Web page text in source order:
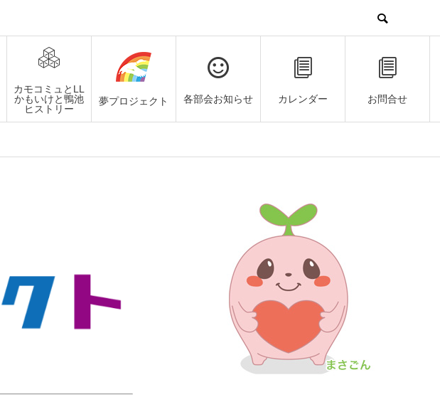
カモコミュとLL
かもいけと鴨池
ヒストリー
夢プロジェクト 各部会お知らせ カレンダー お問合せ